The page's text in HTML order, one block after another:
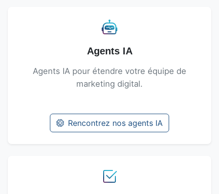
Agents IA
Agents IA pour étendre votre équipe de
marketing digital.
Rencontrez nos agents IA